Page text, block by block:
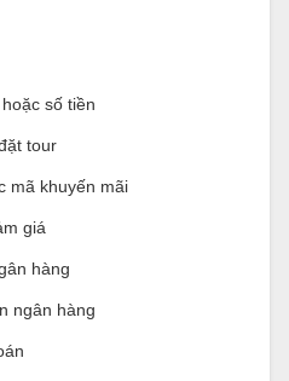
số tiền
tour
mã khuyến mãi
giá
hàng
ngân hàng